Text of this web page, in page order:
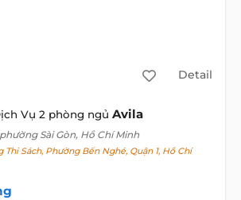
Detail
Vụ 2 phòng ngủ Avila
Sài Gòn, Hồ Chí Minh
Sách, Phường Bến Nghé, Quận 1, Hồ Chí